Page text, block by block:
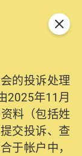
的投诉处理
2025年11月
料（包括姓
交投诉、查
于帐户中，
关闭